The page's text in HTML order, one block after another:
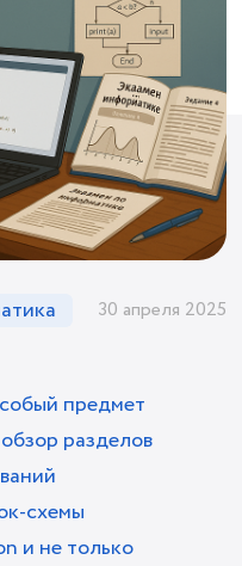
30 апреля 2025
предмет
разделов
схемы
и не только